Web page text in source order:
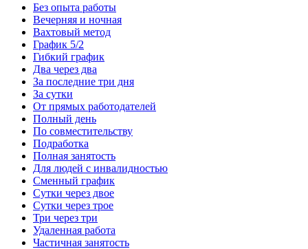
Без опыта работы
Вечерняя и ночная
Вахтовый метод
График 5/2
Гибкий график
Два через два
За последние три дня
За сутки
От прямых работодателей
Полный день
По совместительству
Подработка
Полная занятость
Для людей с инвалидностью
Сменный график
Сутки через двое
Сутки через трое
Три через три
Удаленная работа
Частичная занятость